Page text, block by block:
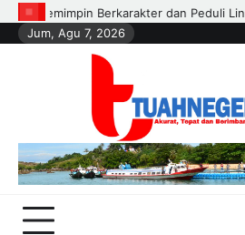
Skip
to
Pemko Pekanbaru Salurkan
Jum, Agu 7, 2026